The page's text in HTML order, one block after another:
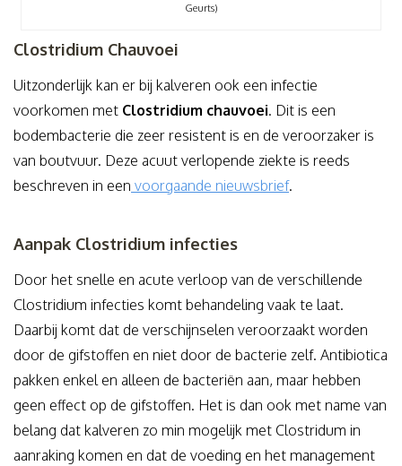
Geurts)
Clostridium Chauvoei
Uitzonderlijk kan er bij kalveren ook een infectie
voorkomen met Clostridium chauvoei. Dit is een
bodembacterie die zeer resistent is en de veroorzaker is
van boutvuur. Deze acuut verlopende ziekte is reeds
beschreven in een voorgaande nieuwsbrief.
Aanpak Clostridium infecties
Door het snelle en acute verloop van de verschillende
Clostridium infecties komt behandeling vaak te laat.
Daarbij komt dat de verschijnselen veroorzaakt worden
door de gifstoffen en niet door de bacterie zelf. Antibiotica
pakken enkel en alleen de bacteriën aan, maar hebben
geen effect op de gifstoffen. Het is dan ook met name van
belang dat kalveren zo min mogelijk met Clostridum in
aanraking komen en dat de voeding en het management